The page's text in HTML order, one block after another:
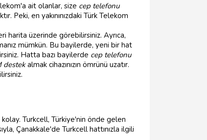
ait olanlar, size cep telefonu
Peki, en yakınınızdaki Türk Telekom
harita üzerinde görebilirsiniz. Ayrıca,
mümkün. Bu bayilerde, yeni bir hat
Hatta bazı bayilerde cep telefonu
destekalmak cihazınızın ömrünü uzatır.
kolay. Turkcell, Türkiye'nin önde gelen
Çanakkale'de Turkcell hattınızla ilgili